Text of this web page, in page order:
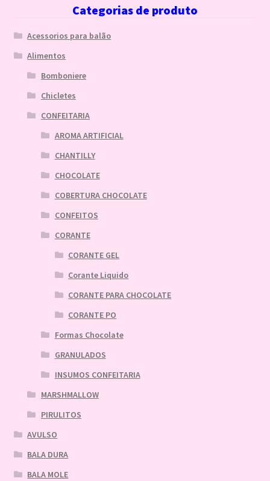
Categorias de produto
Acessorios para balão
Alimentos
Bomboniere
Chicletes
CONFEITARIA
AROMA ARTIFICIAL
CHANTILLY
CHOCOLATE
COBERTURA CHOCOLATE
CONFEITOS
CORANTE
CORANTE GEL
Corante Liquido
CORANTE PARA CHOCOLATE
CORANTE PO
Formas Chocolate
GRANULADOS
INSUMOS CONFEITARIA
MARSHMALLOW
PIRULITOS
AVULSO
BALA DURA
BALA MOLE